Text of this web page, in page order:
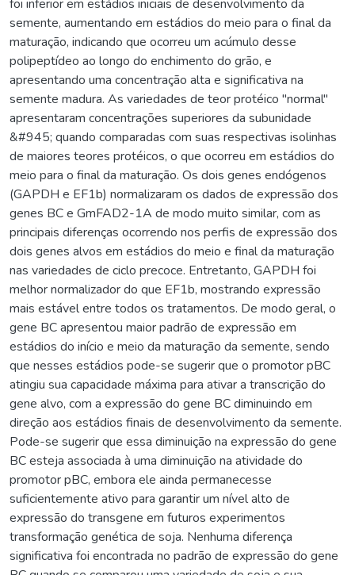
foi inferior em estádios iniciais de desenvolvimento da
semente, aumentando em estádios do meio para o final da
maturação, indicando que ocorreu um acúmulo desse
polipeptídeo ao longo do enchimento do grão, e
apresentando uma concentração alta e significativa na
semente madura. As variedades de teor protéico "normal"
apresentaram concentrações superiores da subunidade
&#945; quando comparadas com suas respectivas isolinhas
de maiores teores protéicos, o que ocorreu em estádios do
meio para o final da maturação. Os dois genes endógenos
(GAPDH e EF1b) normalizaram os dados de expressão dos
genes BC e GmFAD2-1A de modo muito similar, com as
principais diferenças ocorrendo nos perfis de expressão dos
dois genes alvos em estádios do meio e final da maturação
nas variedades de ciclo precoce. Entretanto, GAPDH foi
melhor normalizador do que EF1b, mostrando expressão
mais estável entre todos os tratamentos. De modo geral, o
gene BC apresentou maior padrão de expressão em
estádios do início e meio da maturação da semente, sendo
que nesses estádios pode-se sugerir que o promotor pBC
atingiu sua capacidade máxima para ativar a transcrição do
gene alvo, com a expressão do gene BC diminuindo em
direção aos estádios finais de desenvolvimento da semente.
Pode-se sugerir que essa diminuição na expressão do gene
BC esteja associada à uma diminuição na atividade do
promotor pBC, embora ele ainda permanecesse
suficientemente ativo para garantir um nível alto de
expressão do transgene em futuros experimentos
transformação genética de soja. Nenhuma diferença
significativa foi encontrada no padrão de expressão do gene